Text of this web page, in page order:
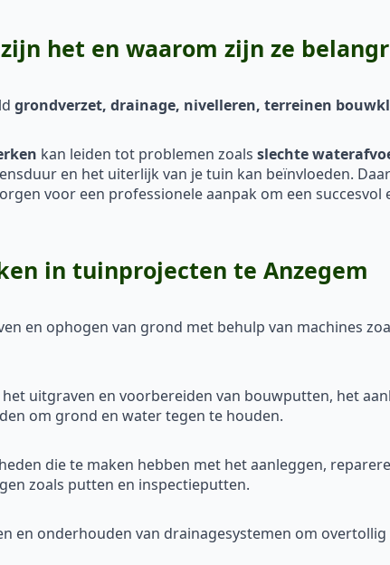
het en waarom zijn ze
grondverzet, drainage, nivelleren, terreinen
kan leiden tot problemen zoals slechte
en het uiterlijk van je tuin kan beïnvloeden.
voor een professionele aanpak om een
in tuinprojecten te Anzegem
en ophogen van grond met behulp van machines
uitgraven en voorbereiden van bouwputten, het
om grond en water tegen te houden.
die te maken hebben met het aanleggen,
zoals putten en inspectieputten.
en onderhouden van drainagesystemen om